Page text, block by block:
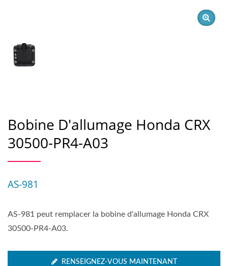
Bobine D'allumage Honda CRX
30500-PR4-A03
AS-981
AS-981 peut remplacer la bobine d'allumage Honda CRX
30500-PR4-A03.
RENSEIGNEZ-VOUS MAINTENANT